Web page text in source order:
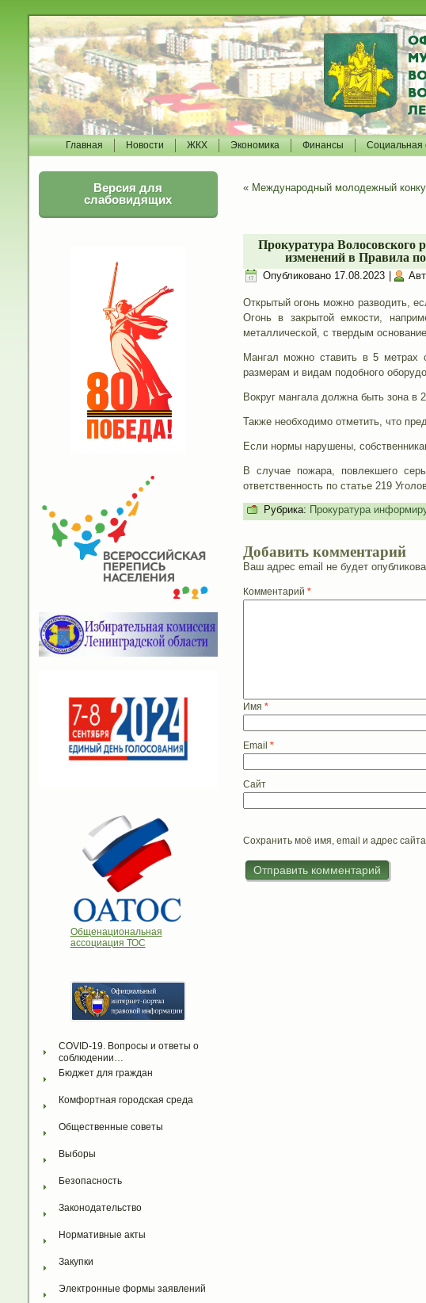
Главная Новости ЖКХ Экономика Финансы Социальная
Версия для
слабовидящих
Общенациональная
ассоциация ТОС
COVID-19. Вопросы и ответы о
соблюдении…
Бюджет для граждан
Комфортная городская среда
Общественные советы
Выборы
Безопасность
Законодательство
Нормативные акты
Закупки
Электронные формы заявлений
« Международный молодежный
Прокуратура Волосовского
изменений в Правила
Опубликовано 17.08.2023
Открытый огонь можно разводить,
Огонь в закрытой емкости,
металлической, с твердым
Мангал можно ставить в 5 метрах
размерам и видам подобного
Вокруг мангала должна быть зона в
Также необходимо отметить, что
Если нормы нарушены,
В случае пожара, повлекшего
ответственность по статье 219
Рубрика: Прокуратура
Добавить комментарий
Ваш адрес email не будет
Комментарий *
Имя *
Email *
Сайт
Сохранить моё имя, email и адрес